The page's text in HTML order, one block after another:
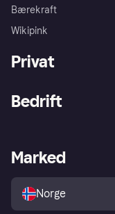
Bærekraft
Wikipink
Privat
Utforsk butikker
Bedrift
Merchant portal
Marked
Norge